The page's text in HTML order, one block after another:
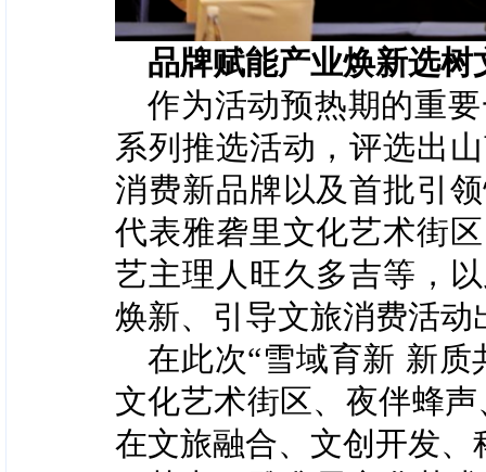
品牌赋能产业焕新选树
作为活动预热期的重要
系列推选活动 ，评选出
消费新品牌以及首批引
代表雅砻里文化艺术街区
艺主理人旺久多吉等，
焕新、引导文旅消费活动
在此次“雪域育新 新质
文化艺术街区、夜伴蜂
在文旅融合、文创开发